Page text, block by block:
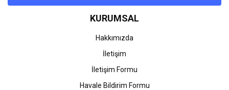
Ürün bilgilerinde hatalar bulunuyor.
Ürün fiyatı diğer sitelerden daha pahalı.
KURUMSAL
Hakkımızda
İletişim
İletişim Formu
Havale Bildirim Formu